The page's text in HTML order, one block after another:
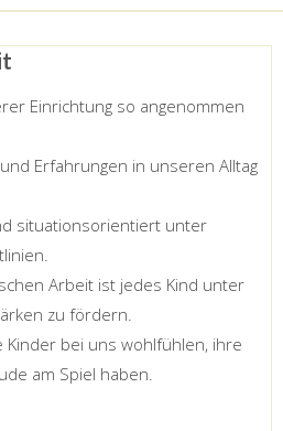
Einrichtung so angenommen
Erfahrungen in unseren Alltag
situationsorientiert unter
Arbeit ist jedes Kind unter
zu fördern.
Kinder bei uns wohlfühlen, ihre
am Spiel haben.